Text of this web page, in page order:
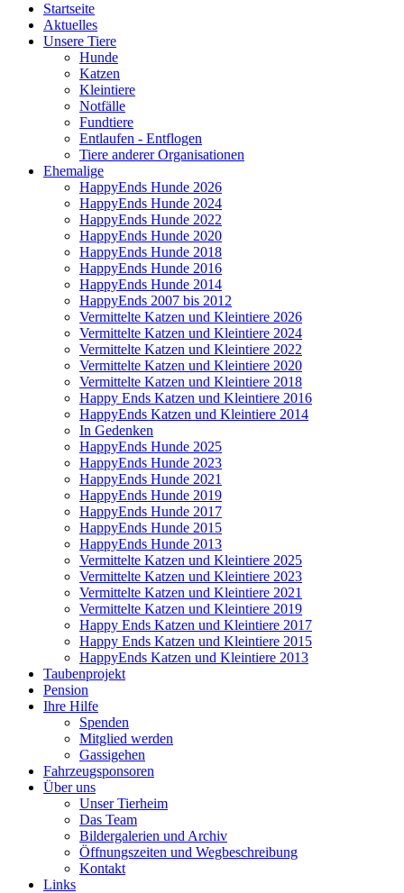
Startseite
Aktuelles
Unsere Tiere
Hunde
Katzen
Kleintiere
Notfälle
Fundtiere
Entlaufen - Entflogen
Tiere anderer Organisationen
Ehemalige
HappyEnds Hunde 2026
HappyEnds Hunde 2024
HappyEnds Hunde 2022
HappyEnds Hunde 2020
HappyEnds Hunde 2018
HappyEnds Hunde 2016
HappyEnds Hunde 2014
HappyEnds 2007 bis 2012
Vermittelte Katzen und Kleintiere 2026
Vermittelte Katzen und Kleintiere 2024
Vermittelte Katzen und Kleintiere 2022
Vermittelte Katzen und Kleintiere 2020
Vermittelte Katzen und Kleintiere 2018
Happy Ends Katzen und Kleintiere 2016
HappyEnds Katzen und Kleintiere 2014
In Gedenken
HappyEnds Hunde 2025
HappyEnds Hunde 2023
HappyEnds Hunde 2021
HappyEnds Hunde 2019
HappyEnds Hunde 2017
HappyEnds Hunde 2015
HappyEnds Hunde 2013
Vermittelte Katzen und Kleintiere 2025
Vermittelte Katzen und Kleintiere 2023
Vermittelte Katzen und Kleintiere 2021
Vermittelte Katzen und Kleintiere 2019
Happy Ends Katzen und Kleintiere 2017
Happy Ends Katzen und Kleintiere 2015
HappyEnds Katzen und Kleintiere 2013
Taubenprojekt
Pension
Ihre Hilfe
Spenden
Mitglied werden
Gassigehen
Fahrzeugsponsoren
Über uns
Unser Tierheim
Das Team
Bildergalerien und Archiv
Öffnungszeiten und Wegbeschreibung
Kontakt
Links